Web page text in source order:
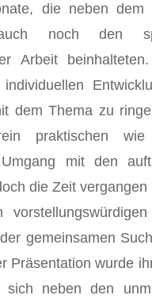
die neben dem
noch den
Arbeit
dem Thema zu
praktischen
mit den
die Zeit vergangen
gemeinsamen
Präsentation wurde
sich neben den